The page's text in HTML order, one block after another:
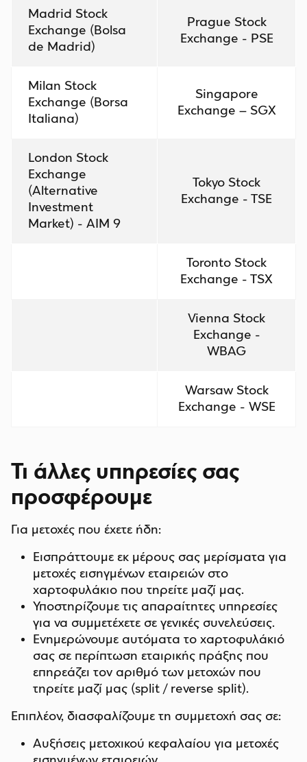
Madrid Stock
Exchange (Bolsa
de Madrid)
Prague Stock
Exchange - PSE
Milan Stock
Exchange (Borsa
Italiana)
Singapore
Exchange – SGX
London Stock
Exchange
(Alternative
Investment
Market) - AIM 9
Tokyo Stock
Exchange - TSE
Toronto Stock
Exchange - TSX
Vienna Stock
Exchange -
WBAG
Warsaw Stock
Exchange - WSE
Τι άλλες υπηρεσίες σας
προσφέρουμε
Για μετοχές που έχετε ήδη:
Εισπράττουμε εκ μέρους σας μερίσματα για
μετοχές εισηγμένων εταιρειών στο
χαρτοφυλάκιο που τηρείτε μαζί μας.
Υποστηρίζουμε τις απαραίτητες υπηρεσίες
για να συμμετέχετε σε γενικές συνελεύσεις.
Ενημερώνουμε αυτόματα το χαρτοφυλάκιό
σας σε περίπτωση εταιρικής πράξης που
επηρεάζει τον αριθμό των μετοχών που
τηρείτε μαζί μας (split / reverse split).
Επιπλέον, διασφαλίζουμε τη συμμετοχή σας σε:
Aυξήσεις μετοχικού κεφαλαίου για μετοχές